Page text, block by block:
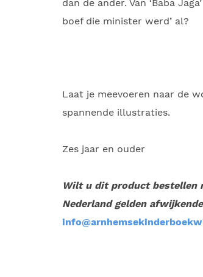
dan de ander. Van ‘Baba
boef die minister werd’ al?
Laat je meevoeren naar de
spannende illustraties.
Zes jaar en ouder
Wilt u dit product bestellen
Nederland gelden